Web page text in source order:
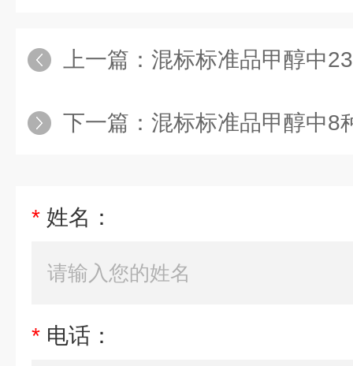
上一篇： 混标标准品甲醇中23种甾
下一篇： 混标标准品甲醇中8种止
* 姓名：
* 电话：